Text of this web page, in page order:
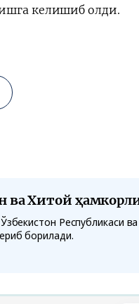
келишиб олди.
ва Хитой
Республикаси
борилади.